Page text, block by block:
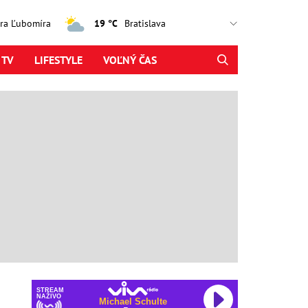
Ľubomíra 19 °C
LIFESTYLE VOĽNÝ ČAS
STREAM
NAŽIVO
Martin Solveig & Faouzia